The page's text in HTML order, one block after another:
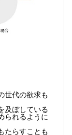
世代の欲求も
及ぼしている
られるように
たらすことも